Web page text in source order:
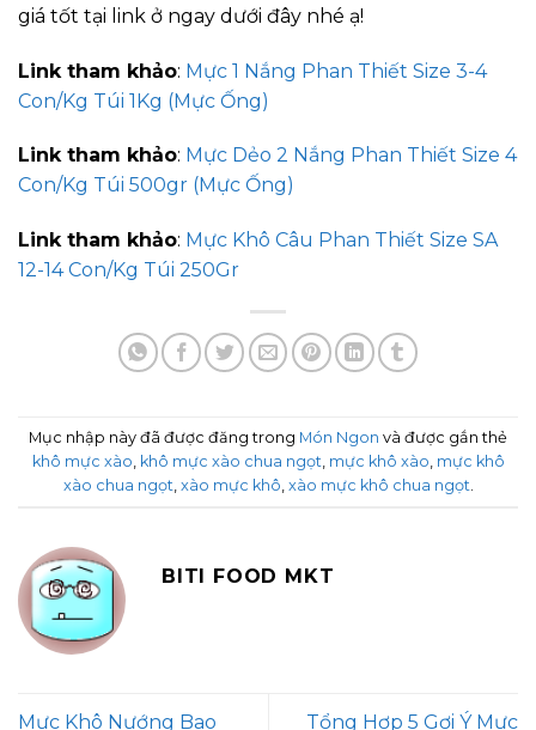
giá tốt tại link ở ngay dưới đây nhé ạ!
Link tham khảo: Mực 1 Nắng Phan Thiết Size 3-4
Con/Kg Túi 1Kg (Mực Ống)
Link tham khảo: Mực Dẻo 2 Nắng Phan Thiết Size 4
Con/Kg Túi 500gr (Mực Ống)
Link tham khảo: Mực Khô Câu Phan Thiết Size SA
12-14 Con/Kg Túi 250Gr
Mục nhập này đã được đăng trong Món Ngon và được gắn thẻ
khô mực xào khô mực xào chua ngọt mực khô xào mực khô
xào chua ngọt xào mực khô xào mực khô chua ngọt
BITI FOOD MKT
Mực Khô Nướng Bao Tổng Hợp 5 Gợi Ý Mực